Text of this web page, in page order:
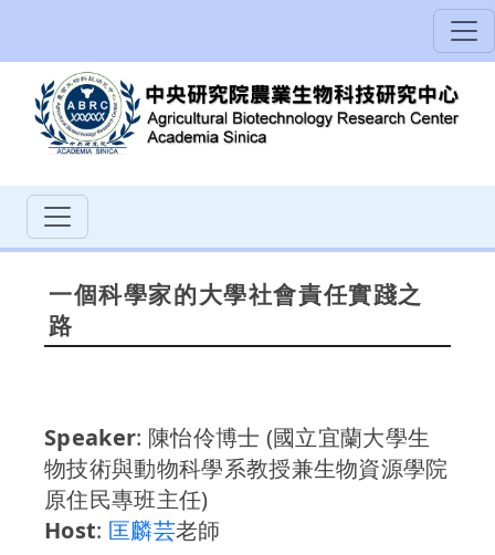
一個科學家的大學社會責任實踐之
路
Speaker: 陳怡伶博士 (國立宜蘭大學生
物技術與動物科學系教授兼生物資源學院
原住民專班主任)
Host: 匡麟芸老師